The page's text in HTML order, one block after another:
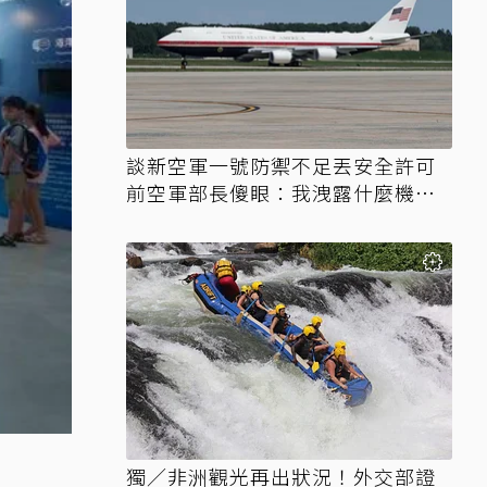
談新空軍一號防禦不足丟安全許可
前空軍部長傻眼：我洩露什麼機
獨／非洲觀光再出狀況！外交部證